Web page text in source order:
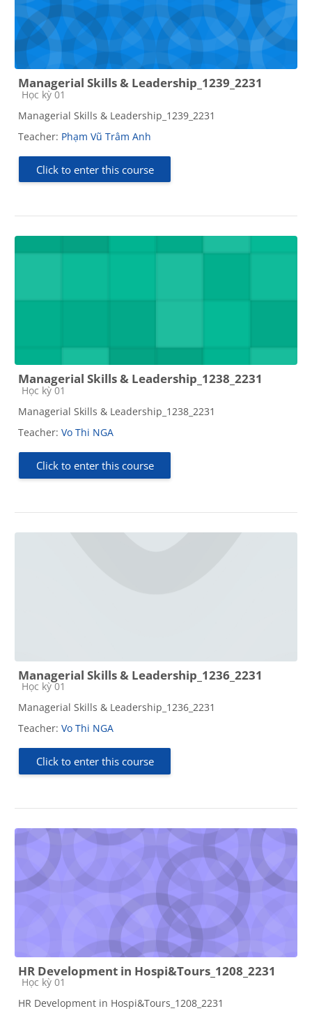
Managerial Skills & Leadership_1239_2231
Course category
Học kỳ 01
Managerial Skills & Leadership_1239_2231
Teacher: Phạm Vũ Trâm Anh
Click to enter this course
Managerial Skills & Leadership_1238_2231
Course category
Học kỳ 01
Managerial Skills & Leadership_1238_2231
Teacher: Vo Thi NGA
Click to enter this course
Managerial Skills & Leadership_1236_2231
Course category
Học kỳ 01
Managerial Skills & Leadership_1236_2231
Teacher: Vo Thi NGA
Click to enter this course
HR Development in Hospi&Tours_1208_2231
Course category
Học kỳ 01
HR Development in Hospi&Tours_1208_2231